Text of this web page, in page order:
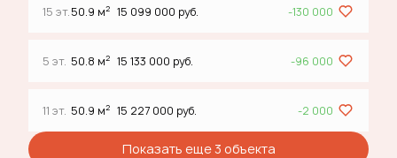
15 эт.50.9 м2 15 099 000 руб. -130 000
5 эт. 50.8 м2 15 133 000 руб. -96 000
11 эт. 50.9 м2 15 227 000 руб. -2 000
Показать еще 3 объектa